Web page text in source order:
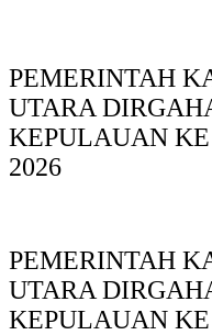
PEMERINTAH
UTARA
KEPULAUAN
2026
PEMERINTAH
UTARA
KEPULAUAN